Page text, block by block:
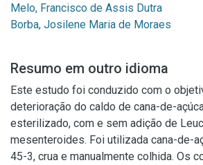
Melo, Francisco de Assis Dutra
Borba, Josilene Maria de Moraes
Resumo em outro idioma
Este estudo foi conduzido com o
deterioração do caldo de cana-de-
esterilizado, com e sem adição de
mesenteroides. Foi utilizada cana-de-
45-3, crua e manualmente colhida. Os